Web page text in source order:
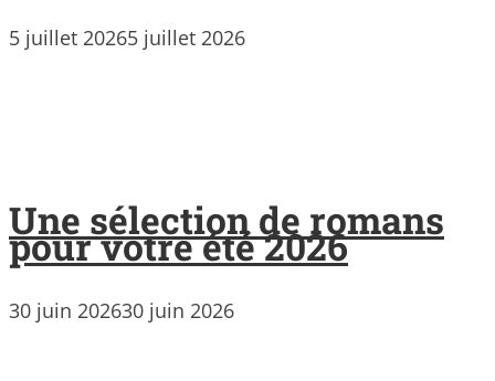
5 juillet 20265 juillet 2026
Une sélection de romans
pour votre été 2026
30 juin 202630 juin 2026